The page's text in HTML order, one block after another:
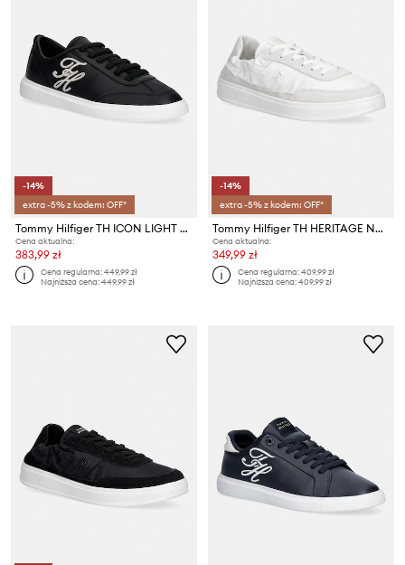
-14%
extra -5% z kodem: OFF*
Tommy Hilfiger TH ICON LIGHT SNEAKER sneakersy damskie skórzane
Cena aktualna:
383,99 zł
Cena regularna:449,99 zł
Najniższa cena:449,99 zł
-14%
extra -5% z kodem: OFF*
Tommy Hilfiger TH HERITAGE NYLON SNEAKER sneakersy damskie
Cena aktualna:
349,99 zł
Cena regularna:409,99 zł
Najniższa cena:409,99 zł